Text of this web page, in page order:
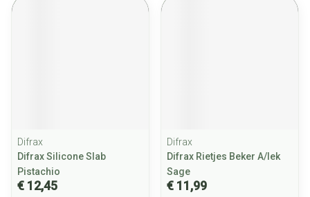
Difrax
Difrax Silicone Slab
Pistachio
€ 12,45
Difrax
Difrax Rietjes Beker A/lek
Sage
€ 11,99